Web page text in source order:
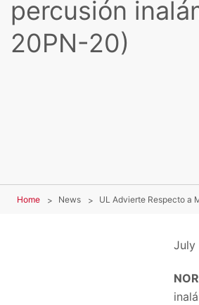
percusión
20PN-20)
Home News
July